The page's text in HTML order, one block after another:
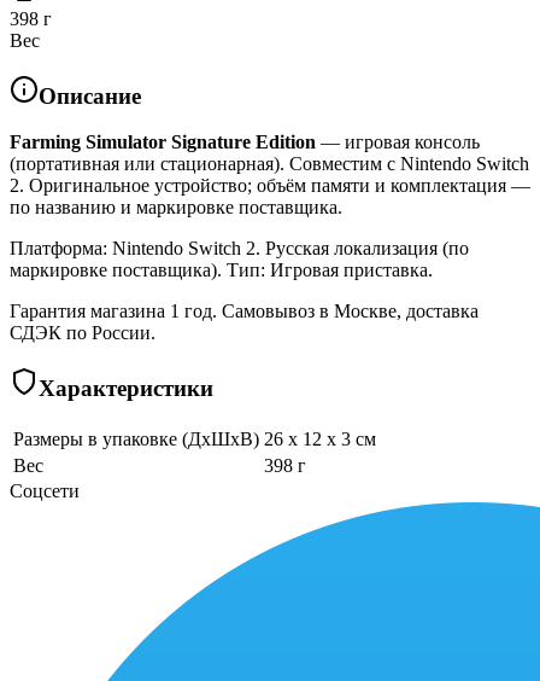
398 г
Вес
Описание
Farming Simulator Signature Edition — игровая консоль
(портативная или стационарная). Совместим с Nintendo Switch
2. Оригинальное устройство; объём памяти и комплектация —
по названию и маркировке поставщика.
Платформа: Nintendo Switch 2. Русская локализация (по
маркировке поставщика). Тип: Игровая приставка.
Гарантия магазина 1 год. Самовывоз в Москве, доставка
СДЭК по России.
Характеристики
Размеры в упаковке (ДхШхВ) 26 x 12 x 3 см
Вес
398 г
Соцсети